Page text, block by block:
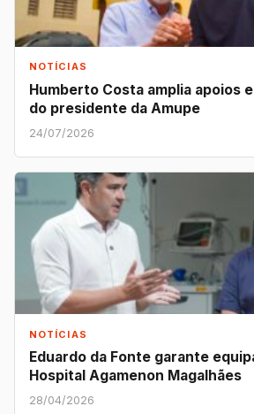
NOTÍCIAS
Humberto Costa amplia apoios
do presidente da Amupe
24/07/2026
NOTÍCIAS
Eduardo da Fonte garante
Hospital Agamenon Magalhães
28/04/2026